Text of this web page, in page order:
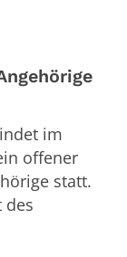
im
offener
statt.
des